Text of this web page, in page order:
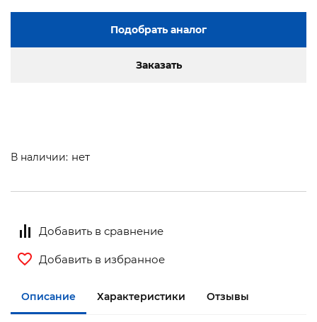
Подобрать аналог
Заказать
В наличии: нет
Добавить в сравнение
Добавить в избранное
Описание Характеристики Отзывы